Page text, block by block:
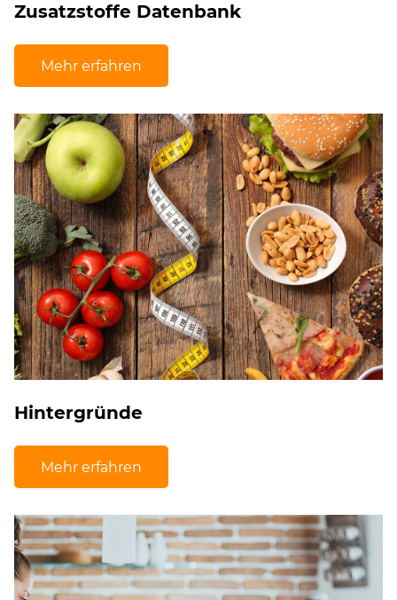
Zusatzstoffe Datenbank
Mehr erfahren
Hintergründe
Mehr erfahren